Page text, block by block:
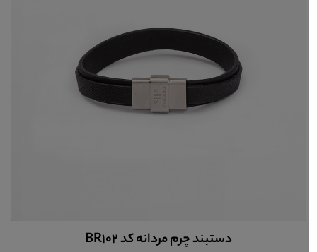
دستبند چرم مردانه کد BR102